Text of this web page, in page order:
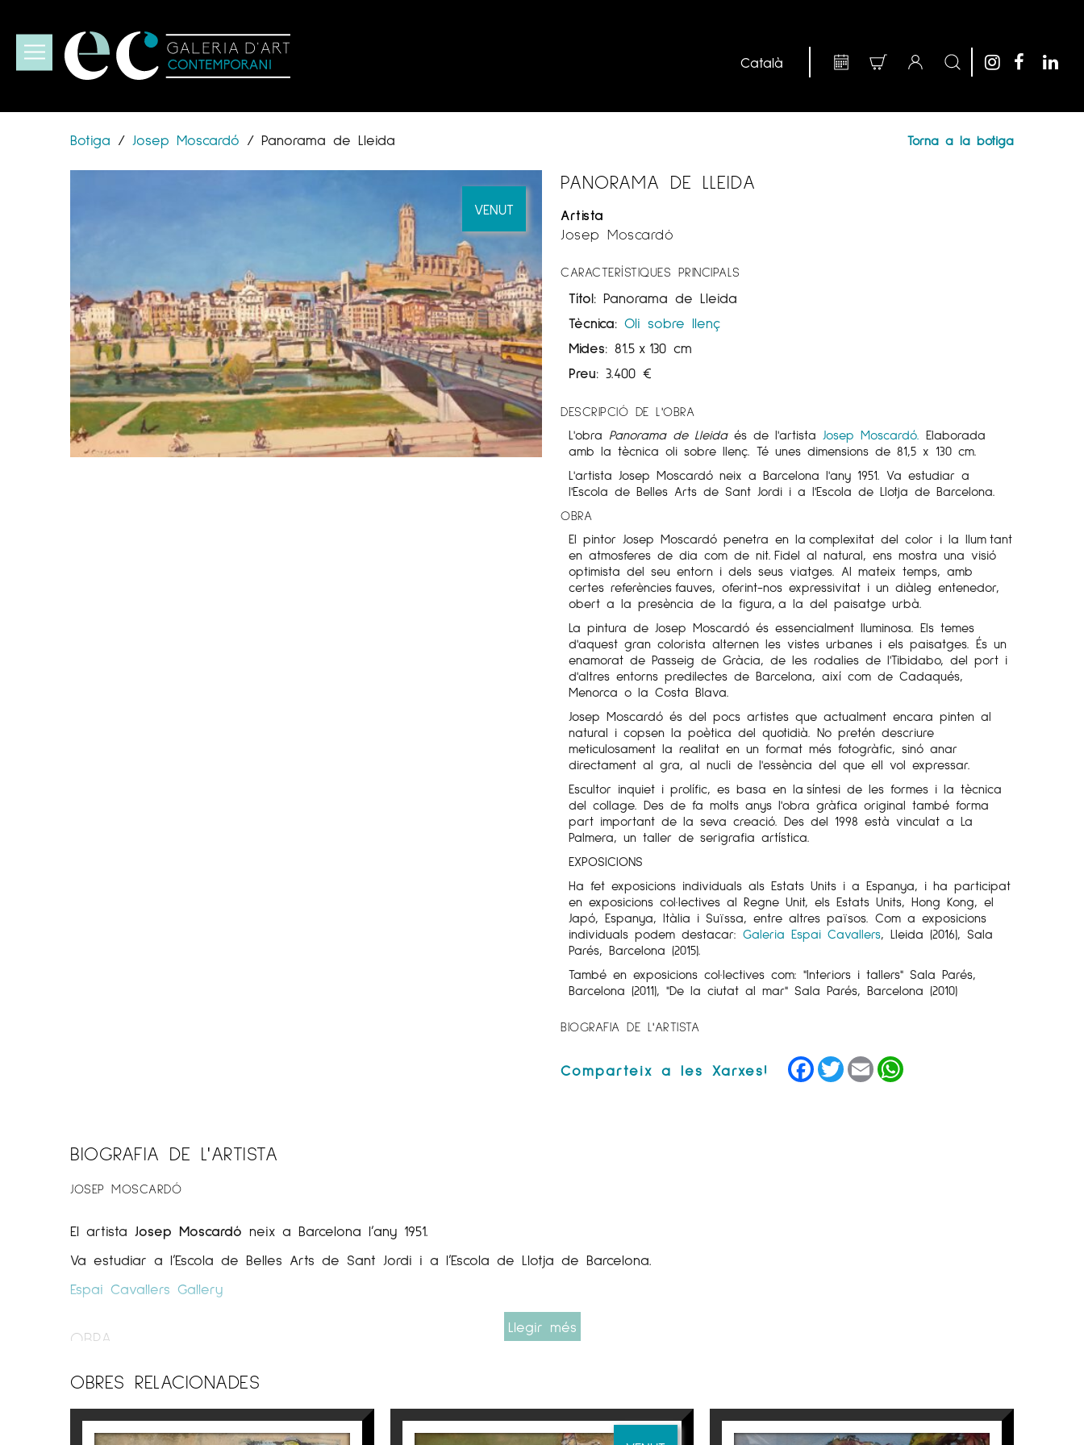
Botiga / Josep Moscardó / Panorama de Lleida Torna a la botiga
VENUT
PANORAMA DE LLEIDA
Artista
Josep Moscardó
CARACTERÍSTIQUES PRINCIPALS
Títol: Panorama de Lleida
Tècnica: Oli sobre llenç
Mides: 81.5 x 130 cm
Preu: 3.400€
DESCRIPCIÓ DE L'OBRA
L'obra Panorama de Lleidaés de l'artista Josep Moscardó. Elaborada
amb la tècnica oli sobre llenç. Té unes dimensions de 81,5 x 130 cm.
L'artista Josep Moscardó neix a Barcelona l'any 1951. Va estudiar a
l'Escola de Belles Arts de Sant Jordi i a l'Escola de Llotja de Barcelona.
OBRA
El pintor Josep Moscardó penetra en la complexitat del color i la llum tant
en atmosferes de dia com de nit. Fidel al natural, ens mostra una visió
optimista del seu entorn i dels seus viatges. Al mateix temps, amb
certes referències fauves, oferint-nos expressivitat i un diàleg entenedor,
obert a la presència de la figura, a la del paisatge urbà.
La pintura de Josep Moscardó és essencialment lluminosa. Els temes
d'aquest gran colorista alternen les vistes urbanes i els paisatges. És un
enamorat de Passeig de Gràcia, de les rodalies de l'Tibidabo, del port i
d'altres entorns predilectes de Barcelona, així com de Cadaqués,
Menorca o la Costa Blava.
Josep Moscardó és del pocs artistes que actualment encara pinten al
natural i copsen la poètica del quotidià. No pretén descriure
meticulosament la realitat en un format més fotogràfic, sinó anar
directament al gra, al nucli de l'essència del que ell vol expressar.
Escultor inquiet i prolífic, es basa en la síntesi de les formes i la tècnica
del collage. Des de fa molts anys l'obra gràfica original també forma
part important de la seva creació. Des del 1998 està vinculat a La
Palmera, un taller de serigrafia artística.
EXPOSICIONS
Ha fet exposicions individuals als Estats Units i a Espanya, i ha participat
en exposicions col·lectives al Regne Unit, els Estats Units, Hong Kong, el
Japó, Espanya, Itàlia i Suïssa, entre altres països. Com a exposicions
individuals podem destacar: Galeria Espai Cavallers, Lleida (2016), Sala
Parés, Barcelona (2015).
També en exposicions col·lectives com: "Interiors i tallers" Sala Parés,
Barcelona (2011), "De la ciutat al mar" Sala Parés, Barcelona (2010)
BIOGRAFIA DE L'ARTISTA
Facebook
TwitterEmail
BIOGRAFIA DE L'ARTISTA
JOSEP MOSCARDÓ
El artista Josep Moscardó neix a Barcelona l’any 1951.
Va estudiar a l’Escola de Belles Arts de Sant Jordi i a l’Escola de Llotja de Barcelona.
Espai Cavallers Gallery
OBRA
una visió optimista del seu entorn i dels seus viatges. Al mateix temps, amb certes referències fauves, oferint-nos expressivitat i un
diàleg entenedor, obert a la presència de la figura, a la del paisatge urbà.
La pintura de Josep Moscardó és essencialment lluminosa. Els temes d’aquest gran colorista alternen les vistes urbanes i els paisatges. És
Llegir més
OBRES RELACIONADES